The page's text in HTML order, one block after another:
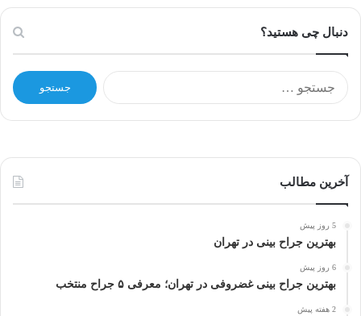
دنبال چی هستید؟
س
آخرین مطالب
5 روز پیش
بهترین جراح بینی در تهران
6 روز پیش
بهترین جراح بینی غضروفی در تهران؛ معرفی ۵ جراح منتخب
2 هفته پیش